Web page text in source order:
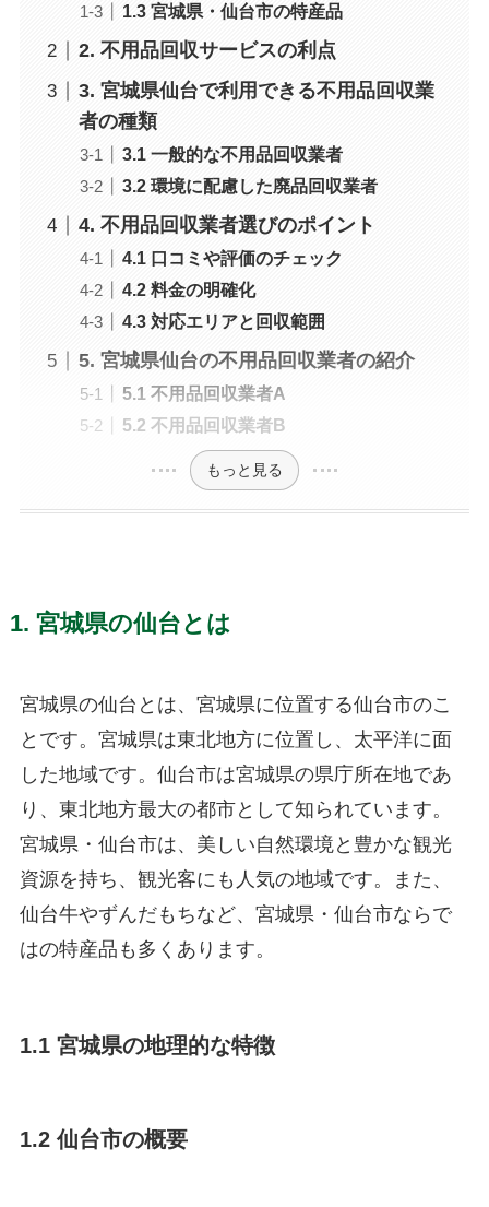
1.3 宮城県・仙台市の特産品
2. 不用品回収サービスの利点
3. 宮城県仙台で利用できる不用品回収業
者の種類
3.1 一般的な不用品回収業者
3.2 環境に配慮した廃品回収業者
4. 不用品回収業者選びのポイント
4.1 口コミや評価のチェック
4.2 料金の明確化
4.3 対応エリアと回収範囲
5. 宮城県仙台の不用品回収業者の紹介
5.1 不用品回収業者A
5.2 不用品回収業者B
もっと見る
1. 宮城県の仙台とは
宮城県の仙台とは、宮城県に位置する仙台市のこ
とです。宮城県は東北地方に位置し、太平洋に面
した地域です。仙台市は宮城県の県庁所在地であ
り、東北地方最大の都市として知られています。
宮城県・仙台市は、美しい自然環境と豊かな観光
資源を持ち、観光客にも人気の地域です。また、
仙台牛やずんだもちなど、宮城県・仙台市ならで
はの特産品も多くあります。
1.1 宮城県の地理的な特徴
1.2 仙台市の概要